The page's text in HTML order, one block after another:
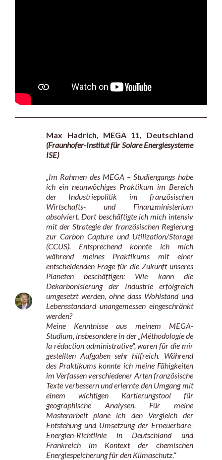
Max Hadrich, MEGA 11, Deutschland
(Fraunhofer-Institut für Solare Energiesysteme
ISE)
„Im Rahmen des MEGA – Studiengangs habe
ich ein neunwöchiges Praktikum im Bereich
der Industriepolitik im französischen
Wirtschafts- und Finanzministerium
absolviert. Dort beschäftigte ich mich intensiv
mit der Strategie der französischen Regierung
zur Carbon Capture und Utilization/Storage
(CCUS). Entsprechend konnte ich mich
während meines Praktikums mit einer
entscheidenden Frage für die Zukunft unseres
Planeten beschäftigen: Wie kann die
Dekarbonisierung der Industrie erfolgreich
umgesetzt werden, ohne dass Wohlstand und
Lebensstandard unangemessen eingeschränkt
werden?
Meine Kenntnisse aus meinem MEGA-
Studium, insbesondere in der „Méthodologie de
la rédaction administrative“, waren für die mir
gestellten Aufgaben sehr hilfreich. Während
des Praktikums konnte ich meine Fähigkeiten
im Verfassen verschiedener Arten französische
Texte verbessern und erlernte den Umgang mit
einem wichtigen Kartierungstool für
geographische Analysen. Für meine
Masterarbeit plane ich den Vergleich der
Entstehung und Umsetzung der Erneuerbare-
Energien-Richtlinie in Deutschland und
Frankreich im Kontext der chemischen
Energiespeicherung für den Klimaschutz.“